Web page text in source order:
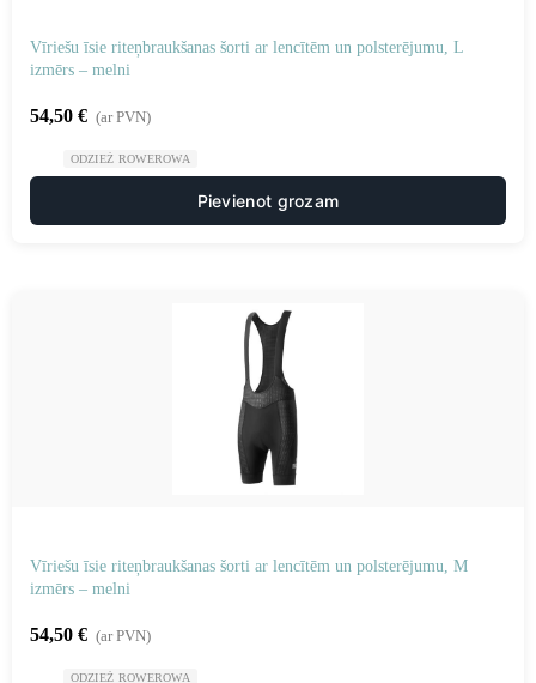
Vīriešu īsie riteņbraukšanas šorti ar lencītēm un polsterējumu, L
izmērs – melni
54,50 € (ar PVN)
ODZIEŻ ROWEROWA
Pievienot grozam
Vīriešu īsie riteņbraukšanas šorti ar lencītēm un polsterējumu, M
izmērs – melni
54,50 € (ar PVN)
ODZIEŻ ROWEROWA